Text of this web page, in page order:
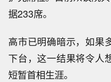
据233席。
高市已明确暗示，如果
下台，这一结果将令人
短暂首相生涯。